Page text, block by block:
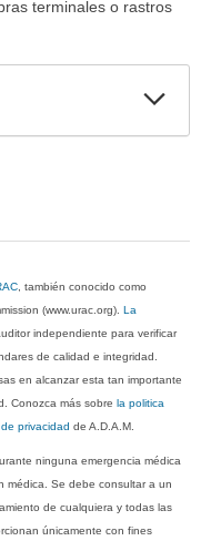
terminales o rastros
, también conocido como
(www.urac.org).La
independiente para verificar
de calidad e integridad.
en alcanzar esta tan importante
Conozca más sobrela politica
privacidad de A.D.A.M.
ninguna emergencia médica
médica. Se debe consultar a un
de cualquiera y todas las
únicamente con fines